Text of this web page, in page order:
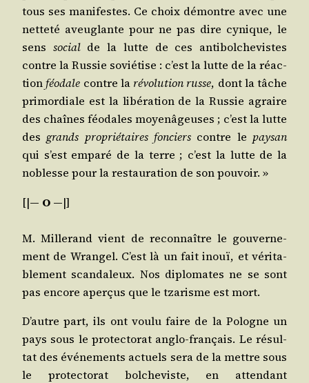
tous ses mani­festes. Ce choix démontre avec une
net­te­té aveu­glante pour ne pas dire cynique, le
sens socialde la lutte de ces anti­bol­che­vistes
contre la Rus­sie sovié­tise : c’est la lutte de la réac­
tionféo­dale contre la révo­lu­tion russe, dont la tâche
pri­mor­diale est la libé­ra­tion de la Rus­sie agraire
des chaînes féo­dales moyen­âgeuses ; c’est la lutte
desgrands pro­prié­taires fon­ciers contre le pay­san
qui s’est empa­ré de la terre ; c’est la lutte de la
noblesse pour la res­tau­ra­tion de son pouvoir. »
[|— O —|]
M. Mil­le­rand vient de recon­naître le gou­ver­ne­
ment de Wran­gel. C’est là un fait inouï, et véri­ta­
ble­ment scan­da­leux. Nos diplo­mates ne se sont
pas encore aper­çus que le tza­risme est mort.
D’autre part, ils ont vou­lu faire de la Pologne un
pays sous le pro­tec­to­rat anglo-fran­çais. Le résul­
tat des évé­ne­ments actuels sera de la mettre sous
le pro­tec­to­rat bol­che­viste, en atten­dant